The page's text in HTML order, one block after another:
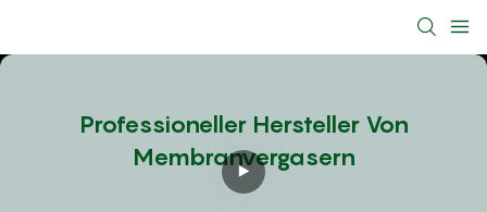
Professioneller Hersteller Von
Membranvergasern